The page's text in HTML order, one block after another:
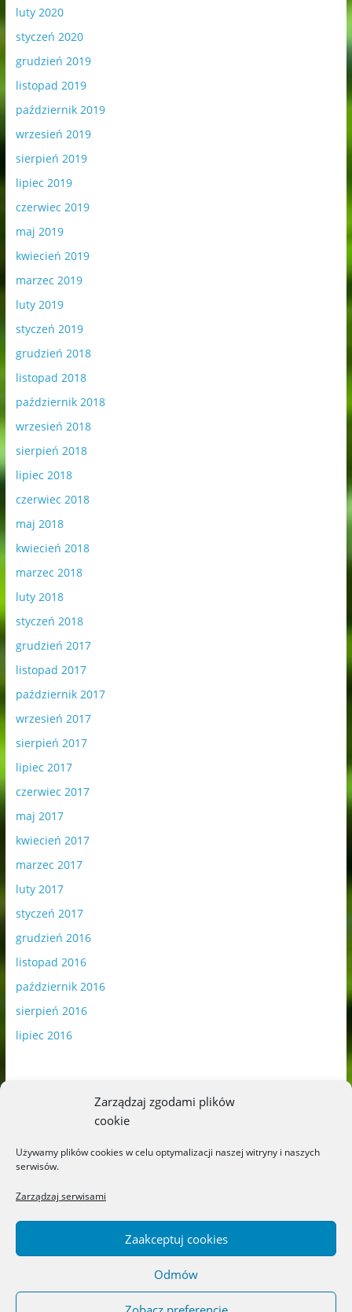
Zarządzaj zgodami plików
cookie
Używamy plików cookies w celu optymalizacji naszej witryny i naszych
serwisów.
Zarządzaj serwisami
Zaakceptuj cookies
Odmów
luty 2020
styczeń 2020
grudzień 2019
listopad 2019
październik 2019
wrzesień 2019
sierpień 2019
lipiec 2019
czerwiec 2019
maj 2019
kwiecień 2019
marzec 2019
luty 2019
styczeń 2019
grudzień 2018
listopad 2018
październik 2018
wrzesień 2018
sierpień 2018
lipiec 2018
czerwiec 2018
maj 2018
kwiecień 2018
marzec 2018
luty 2018
styczeń 2018
grudzień 2017
listopad 2017
październik 2017
wrzesień 2017
sierpień 2017
lipiec 2017
czerwiec 2017
maj 2017
kwiecień 2017
marzec 2017
luty 2017
styczeń 2017
grudzień 2016
listopad 2016
październik 2016
sierpień 2016
lipiec 2016
Blog o książkach dla dzieci i młodzieży –
recenzje i rekomendacje. All rights reserved.